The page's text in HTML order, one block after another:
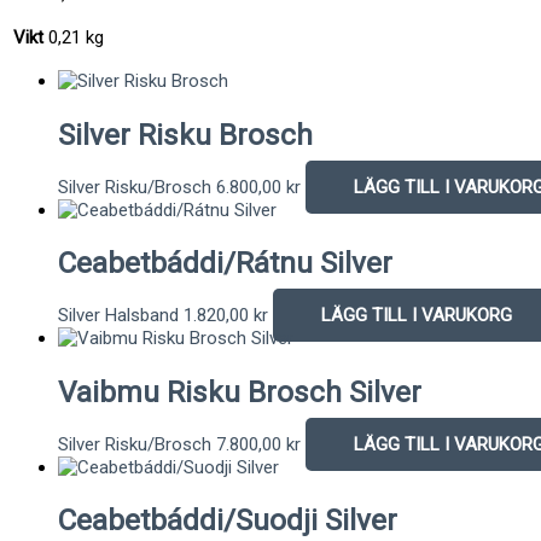
Vikt 0,21 kg
Silver Risku Brosch
Silver Risku/Brosch 6.800,00 kr LÄGG TILL I
Ceabetbáddi/Rátnu Silver
Silver Halsband 1.820,00 kr LÄGG TILL I VARUKORG
Vaibmu Risku Brosch Silver
Silver Risku/Brosch 7.800,00 kr LÄGG TILL I
Ceabetbáddi/Suodji Silver